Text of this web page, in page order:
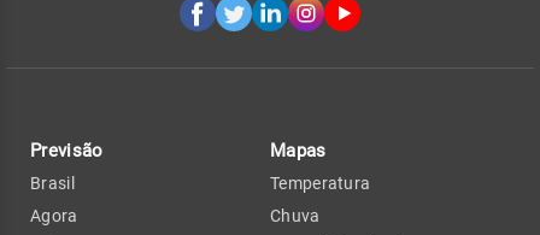
Previsão
Brasil
Agora
Mapas
Temperatura
Chuva